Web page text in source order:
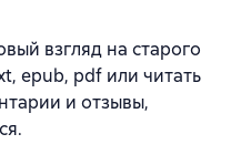
взгляд на старого
epub, pdf или читать
и отзывы,